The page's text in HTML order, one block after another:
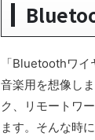
「Bluetoothワ
音楽用を想像しま
ク、リモートワ
ます。そんな時